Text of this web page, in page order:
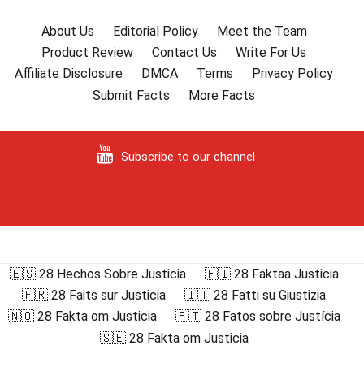
About Us Editorial Policy
Meet the Team
Product Review
Contact Us
Write For Us
Affiliate Disclosure
DMCA Terms
Privacy Policy
Submit Facts
More Facts
Subscribe to our channel
🇪🇸 28 Hechos Sobre Justicia
🇫🇮 28 Faktaa Justicia
🇫🇷 28 Faits sur Justicia
🇮🇹 28 Fatti su Giustizia
🇳🇴 28 Fakta om Justicia
🇵🇹 28 Fatos sobre Justícia
🇸🇪 28 Fakta om Justicia